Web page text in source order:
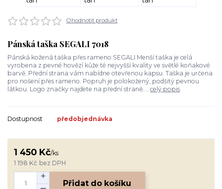
Ohodnotit produkt
Pánská taška SEGALI 7018
Pánská kožená taška přes rameno SEGALI Menší taška je celá
vyrobena z pevné hovězí kůže té nejvyšší kvality ve světlé koňakové
barvě. Přední strana vám nabídne otevřenou kapsu. Taška je určena
pro nošení přes rameno. Popruh je polokožený, podšitý pevnou
látkou. Logo značky najdete na přední straně.... celý popis
Dostupnost předobjednávka
1 450 Kč/ks
1 198 Kč bez DPH
Přidat do košíku